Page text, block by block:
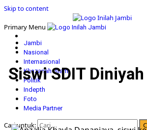
Skip to content
Primary Menu
Jambi
Nasional
Internasional
Khazanah Islam
Politik
Indepth
Foto
Media Partner
Cari untuk:
Siswi SDIT